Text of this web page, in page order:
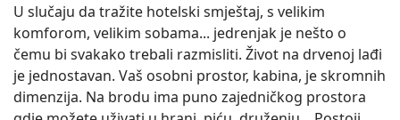
U slučaju da tražite hotelski smještaj, s velikim
komforom, velikim sobama... jedrenjak je nešto o
čemu bi svakako trebali razmisliti. Život na drvenoj lađi
je jednostavan. Vaš osobni prostor, kabina, je skromnih
dimenzija. Na brodu ima puno zajedničkog prostora